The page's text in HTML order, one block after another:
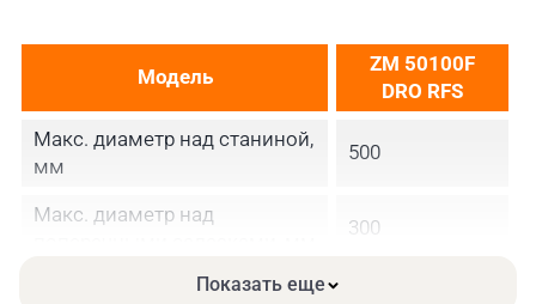
Модель
ZM 50100F
DRO RFS
Макс. диаметр над станиной,
мм
500
Макс. диаметр над
300
Макс. диаметр над выемкой
Показать еще